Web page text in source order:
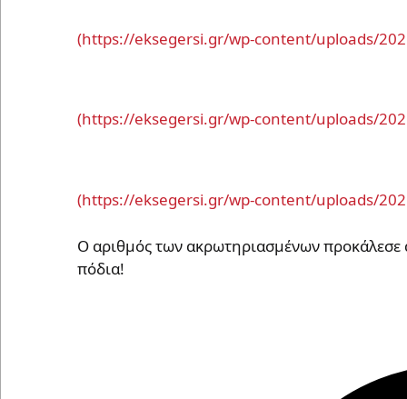
Ο αριθμός των ακρωτηριασμένων προκάλεσε
πόδια!